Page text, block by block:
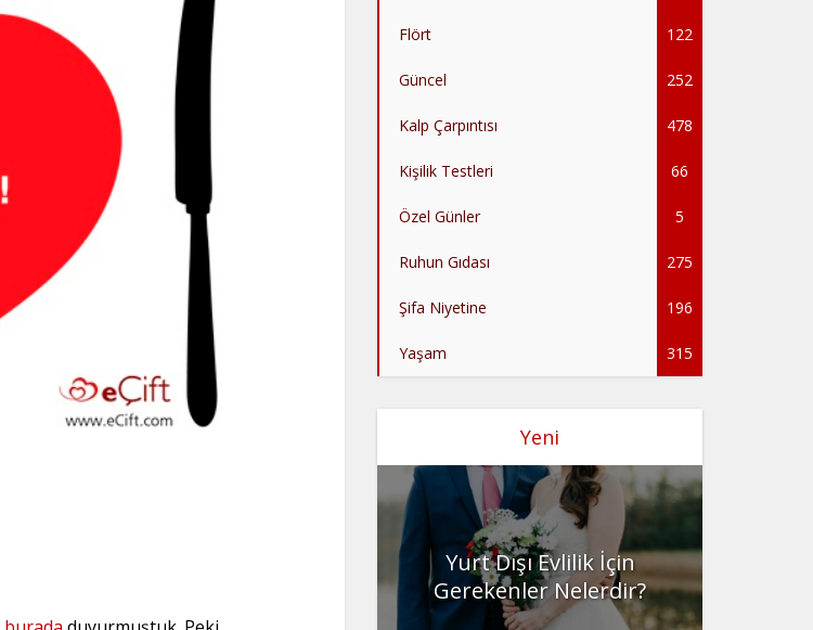
Flört 122
Güncel 252
Kalp Çarpıntısı 478
Kişilik Testleri 66
Özel Günler 5
Ruhun Gıdası 275
Şifa Niyetine 196
Yaşam 315
Yeni
Yurt Dışı Evlilik İçin
Gerekenler Nelerdir?